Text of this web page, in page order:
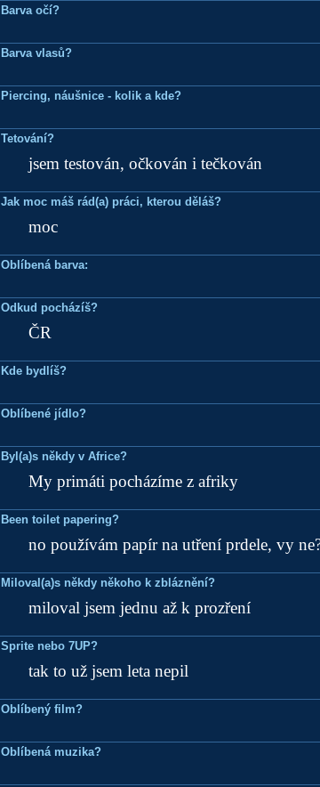
Barva očí?
Barva vlasů?
Piercing, náušnice - kolik a kde?
Tetování?
jsem testován, očkován i tečkován
Jak moc máš rád(a) práci, kterou děláš?
moc
Oblíbená barva:
Odkud pocházíš?
ČR
Kde bydlíš?
Oblíbené jídlo?
Byl(a)s někdy v Africe?
My primáti pocházíme z afriky
Been toilet papering?
no používám papír na utření prdele, vy
Miloval(a)s někdy někoho k zbláznění?
miloval jsem jednu až k prozření
Sprite nebo 7UP?
tak to už jsem leta nepil
Oblíbený film?
Oblíbená muzika?